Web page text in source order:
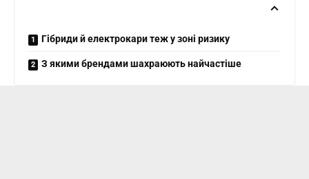
Гібриди й електрокари теж у зоні ризику
З якими брендами шахраюють найчастіше